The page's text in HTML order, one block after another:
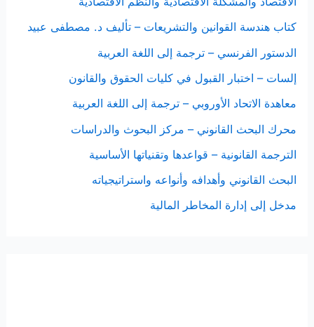
كتاب هندسة القوانين والتشريعات – تأليف د. مصطفى عبيد
الدستور الفرنسي – ترجمة إلى اللغة العربية
إلسات – اختبار القبول في كليات الحقوق والقانون
معاهدة الاتحاد الأوروبي – ترجمة إلى اللغة العربية
محرك البحث القانوني – مركز البحوث والدراسات
الترجمة القانونية – قواعدها وتقنياتها الأساسية
البحث القانوني وأهدافه وأنواعه واستراتيجياته
مدخل إلى إدارة المخاطر المالية